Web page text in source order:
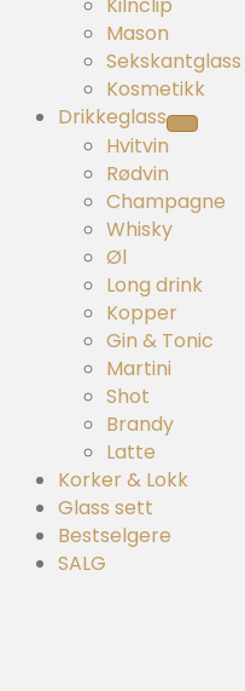
Mason
Sekskantglass
Kosmetikk
Drikkeglass
Hvitvin
Rødvin
Champagne
Whisky
Øl
Long drink
Kopper
Gin & Tonic
Martini
Shot
Brandy
Latte
Korker & Lokk
Glass sett
Bestselgere
SALG